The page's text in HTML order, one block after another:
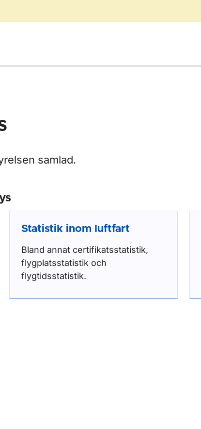
samlad.
Statistik inom luftfart
Bland annat certifikatsstatistik,
flygplatsstatistik och
flygtidsstatistik.